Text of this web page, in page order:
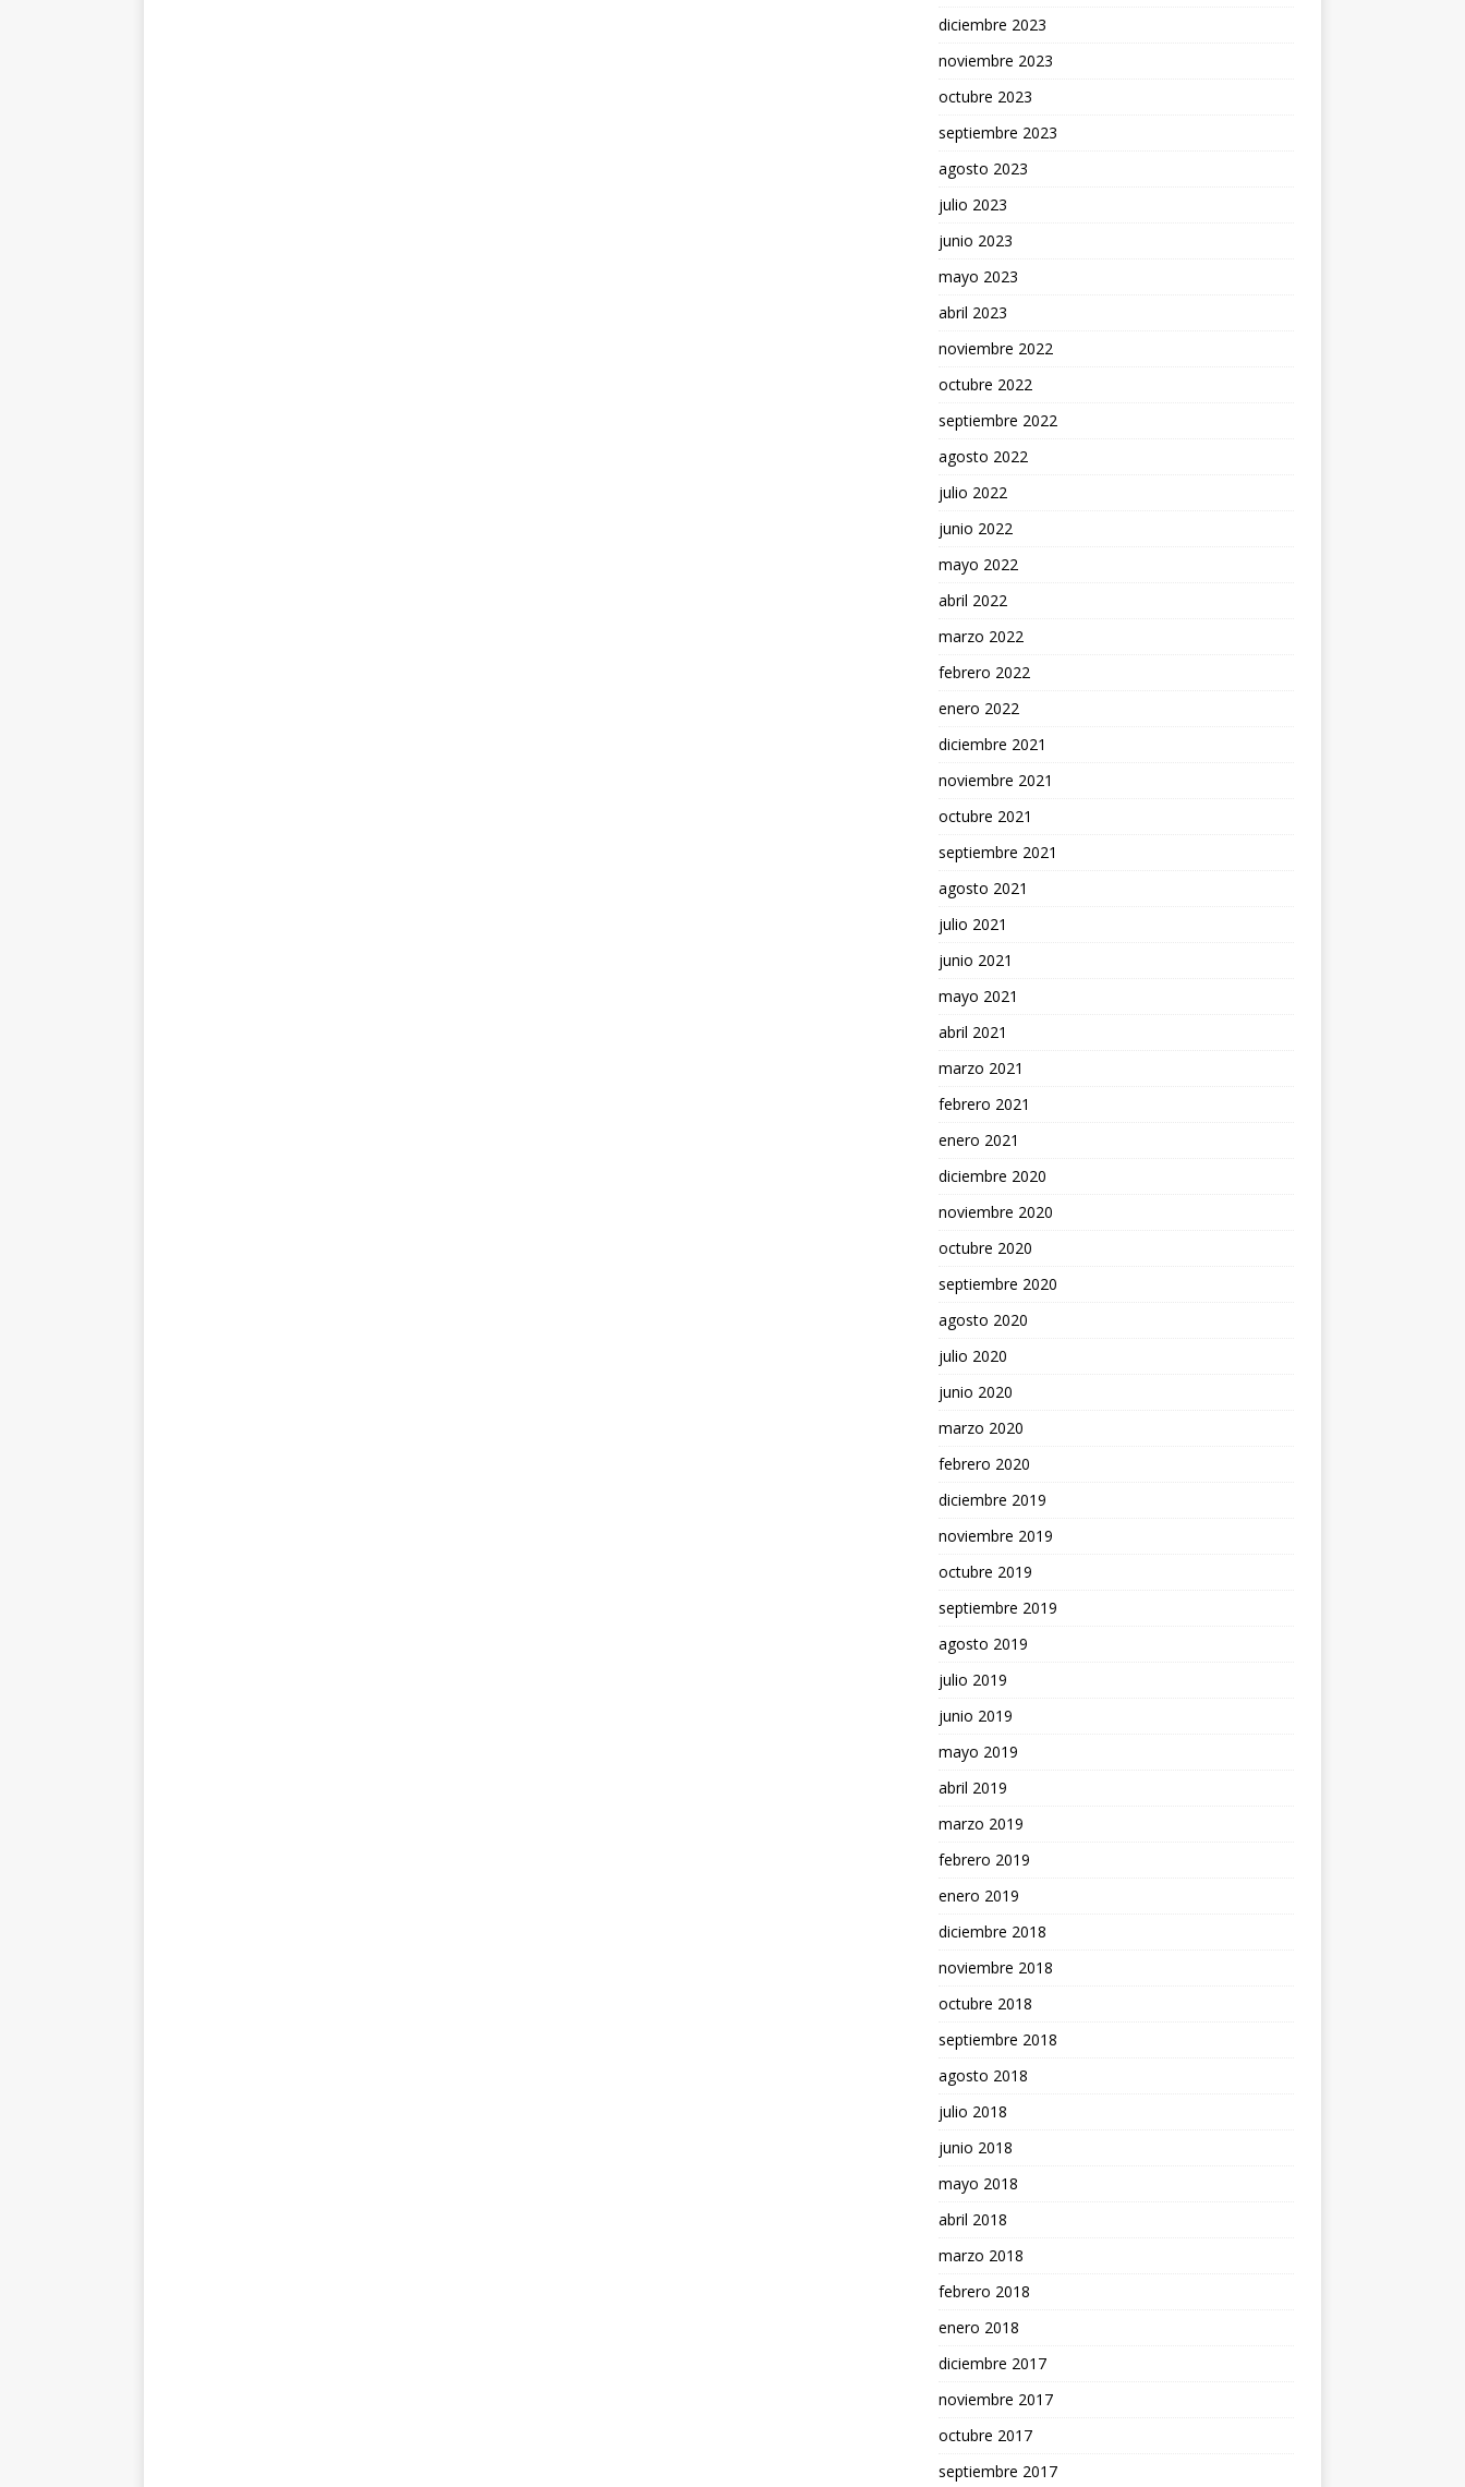
diciembre 2023
noviembre 2023
octubre 2023
septiembre 2023
agosto 2023
julio 2023
junio 2023
mayo 2023
abril 2023
noviembre 2022
octubre 2022
septiembre 2022
agosto 2022
julio 2022
junio 2022
mayo 2022
abril 2022
marzo 2022
febrero 2022
enero 2022
diciembre 2021
noviembre 2021
octubre 2021
septiembre 2021
agosto 2021
julio 2021
junio 2021
mayo 2021
abril 2021
marzo 2021
febrero 2021
enero 2021
diciembre 2020
noviembre 2020
octubre 2020
septiembre 2020
agosto 2020
julio 2020
junio 2020
marzo 2020
febrero 2020
diciembre 2019
noviembre 2019
octubre 2019
septiembre 2019
agosto 2019
julio 2019
junio 2019
mayo 2019
abril 2019
marzo 2019
febrero 2019
enero 2019
diciembre 2018
noviembre 2018
octubre 2018
septiembre 2018
agosto 2018
julio 2018
junio 2018
mayo 2018
abril 2018
marzo 2018
febrero 2018
enero 2018
diciembre 2017
noviembre 2017
octubre 2017
septiembre 2017